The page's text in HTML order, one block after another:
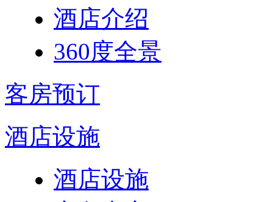
酒店介绍
360度全景
客房预订
酒店设施
酒店设施